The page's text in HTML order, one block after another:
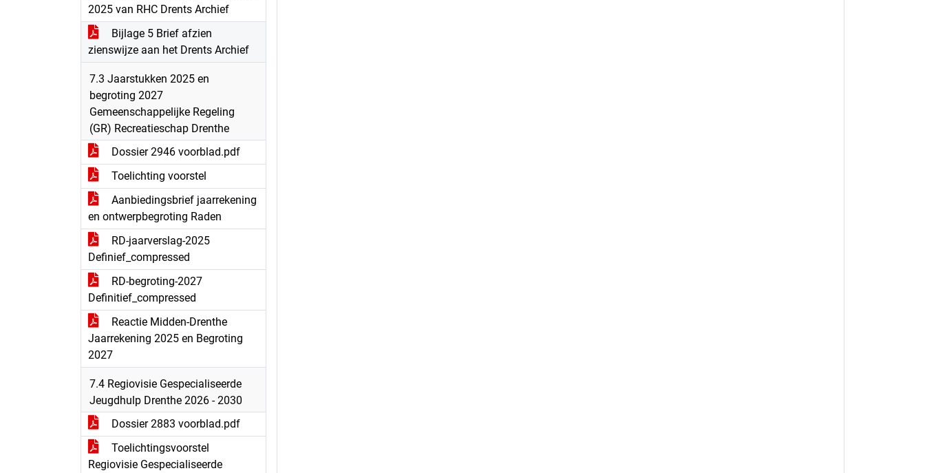
2025 van RHC Drents Archief
Bijlage 5 Brief afzien
zienswijze aan het Drents Archief
7.3 Jaarstukken 2025 en
begroting 2027
Gemeenschappelijke Regeling
(GR) Recreatieschap Drenthe
Dossier 2946 voorblad.pdf
Toelichting voorstel
Aanbiedingsbrief jaarrekening
en ontwerpbegroting Raden
RD-jaarverslag-2025
Definief_compressed
RD-begroting-2027
Definitief_compressed
Reactie Midden-Drenthe
Jaarrekening 2025 en Begroting
2027
7.4 Regiovisie Gespecialiseerde
Jeugdhulp Drenthe 2026 - 2030
Dossier 2883 voorblad.pdf
Toelichtingsvoorstel
Regiovisie Gespecialiseerde